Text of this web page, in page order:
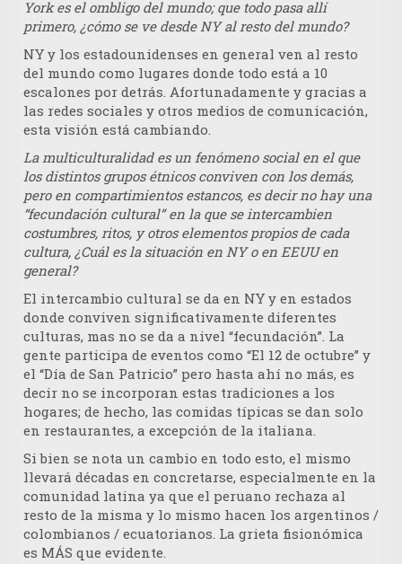
York es el ombligo del mundo; que todo pasa allí
primero, ¿cómo se ve desde NY al resto del mundo?
NY y los estadounidenses en general ven al resto
del mundo como lugares donde todo está a 10
escalones por detrás. Afortunadamente y gracias a
las redes sociales y otros medios de comunicación,
esta visión está cambiando.
La multiculturalidad es un fenómeno social en el que
los distintos grupos étnicos conviven con los demás,
pero en compartimientos estancos, es decir no hay una
“fecundación cultural” en la que se intercambien
costumbres, ritos, y otros elementos propios de cada
cultura, ¿Cuál es la situación en NY o en EEUU en
general?
El intercambio cultural se da en NY y en estados
donde conviven significativamente diferentes
culturas, mas no se da a nivel “fecundación”. La
gente participa de eventos como “El 12 de octubre” y
el “Día de San Patricio” pero hasta ahí no más, es
decir no se incorporan estas tradiciones a los
hogares; de hecho, las comidas típicas se dan solo
en restaurantes, a excepción de la italiana.
Si bien se nota un cambio en todo esto, el mismo
llevará décadas en concretarse, especialmente en la
comunidad latina ya que el peruano rechaza al
resto de la misma y lo mismo hacen los argentinos /
colombianos / ecuatorianos. La grieta fisionómica
es MÁS que evidente.